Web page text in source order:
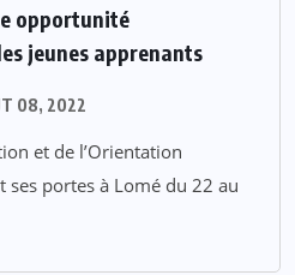
opportunité
jeunes apprenants
08, 2022
et de l’Orientation
ses portes à Lomé du 22 au